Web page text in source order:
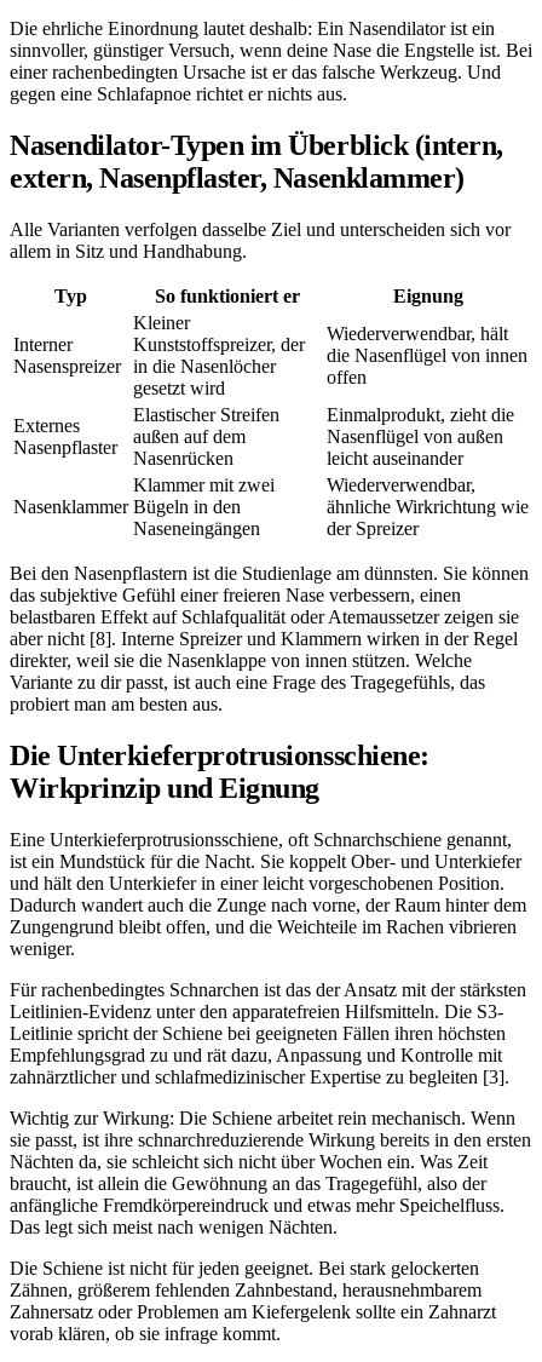
Die ehrliche Einordnung lautet deshalb: Ein Nasendilator ist ein
sinnvoller, günstiger Versuch, wenn deine Nase die Engstelle ist. Bei
einer rachenbedingten Ursache ist er das falsche Werkzeug. Und
gegen eine Schlafapnoe richtet er nichts aus.
Nasendilator-Typen im Überblick (intern,
extern, Nasenpflaster, Nasenklammer)
Alle Varianten verfolgen dasselbe Ziel und unterscheiden sich vor
allem in Sitz und Handhabung.
Typ So funktioniert er Eignung
Interner
Nasenspreizer
Kleiner
Kunststoffspreizer, der
in die Nasenlöcher
gesetzt wird
Wiederverwendbar, hält
die Nasenflügel von innen
offen
Externes
Nasenpflaster
Elastischer Streifen
außen auf dem
Nasenrücken
Einmalprodukt, zieht die
Nasenflügel von außen
leicht auseinander
Nasenklammer
Klammer mit zwei
Bügeln in den
Naseneingängen
Wiederverwendbar,
ähnliche Wirkrichtung wie
der Spreizer
Bei den Nasenpflastern ist die Studienlage am dünnsten. Sie können
das subjektive Gefühl einer freieren Nase verbessern, einen
belastbaren Effekt auf Schlafqualität oder Atemaussetzer zeigen sie
aber nicht [8]. Interne Spreizer und Klammern wirken in der Regel
direkter, weil sie die Nasenklappe von innen stützen. Welche
Variante zu dir passt, ist auch eine Frage des Tragegefühls, das
probiert man am besten aus.
Die Unterkieferprotrusionsschiene:
Wirkprinzip und Eignung
Eine Unterkieferprotrusionsschiene, oft Schnarchschiene genannt,
ist ein Mundstück für die Nacht. Sie koppelt Ober- und Unterkiefer
und hält den Unterkiefer in einer leicht vorgeschobenen Position.
Dadurch wandert auch die Zunge nach vorne, der Raum hinter dem
Zungengrund bleibt offen, und die Weichteile im Rachen vibrieren
weniger.
Für rachenbedingtes Schnarchen ist das der Ansatz mit der stärksten
Leitlinien-Evidenz unter den apparatefreien Hilfsmitteln. Die S3-
Leitlinie spricht der Schiene bei geeigneten Fällen ihren höchsten
Empfehlungsgrad zu und rät dazu, Anpassung und Kontrolle mit
zahnärztlicher und schlafmedizinischer Expertise zu begleiten [3].
Wichtig zur Wirkung: Die Schiene arbeitet rein mechanisch. Wenn
sie passt, ist ihre schnarchreduzierende Wirkung bereits in den ersten
Nächten da, sie schleicht sich nicht über Wochen ein. Was Zeit
braucht, ist allein die Gewöhnung an das Tragegefühl, also der
anfängliche Fremdkörpereindruck und etwas mehr Speichelfluss.
Das legt sich meist nach wenigen Nächten.
Die Schiene ist nicht für jeden geeignet. Bei stark gelockerten
Zähnen, größerem fehlenden Zahnbestand, herausnehmbarem
Zahnersatz oder Problemen am Kiefergelenk sollte ein Zahnarzt
vorab klären, ob sie infrage kommt.